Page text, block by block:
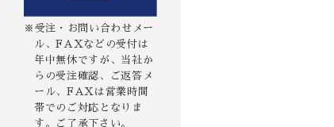
※受注・お問い合わせメー
ル、FAXなどの受付は
年中無休ですが、当社か
らの受注確認、ご返答メ
ール、FAXは営業時間
帯でのご対応となりま
す。ご了承下さい。